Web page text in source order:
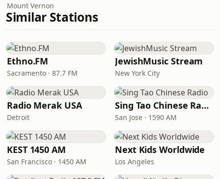
Mount Vernon
Similar Stations
Ethno.FM
Sacramento · 87.7 FM
JewishMusic Stream
New York City
Radio Merak USA
Detroit
Sing Tao Chinese Radio
San Jose · 1590 AM
KEST 1450 AM
San Francisco · 1450 AM
Next Kids Worldwide
Los Angeles